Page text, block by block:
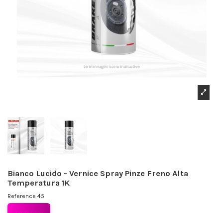
Bianco Lucido - Vernice Spray Pinze Freno Alta
Temperatura 1K
Reference 45